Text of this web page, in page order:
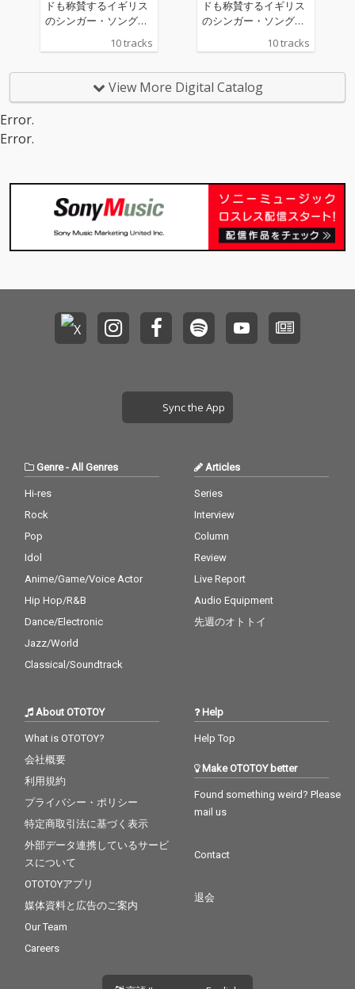
ドも称賛するイギリス
のシンガー・ソングラ
イター、ジェイムズ・
セイヤー。リズム＆ブ
ンクへの情熱あふれる
清新きわまるデビュ
10 tracks
ドも称賛するイギリス
のシンガー・ソングラ
イター、ジェイムズ・
セイヤー。リズム＆ブ
ンクへの情熱あふれる
清新きわまるデビュ
10 tracks
View More Digital Catalog
Error.
Error.
Sync the App
Genre-All Genres
Hi-res
Rock
Pop
Idol
Anime/Game/Voice Actor
Hip Hop/R&B
Dance/Electronic
Jazz/World
Classical/Soundtrack
Articles
Series
Interview
Column
Review
Live Report
Audio Equipment
先週のオトトイ
About OTOTOY
What is OTOTOY?
会社概要
利用規約
プライバシー・ポリシー
特定商取引法に基づく表示
外部データ連携しているサービ
スについて
OTOTOYアプリ
媒体資料と広告のご案内
Our Team
Careers
Help
Help Top
Make OTOTOY better
Found something weird? Please
mail us
Contact
退会